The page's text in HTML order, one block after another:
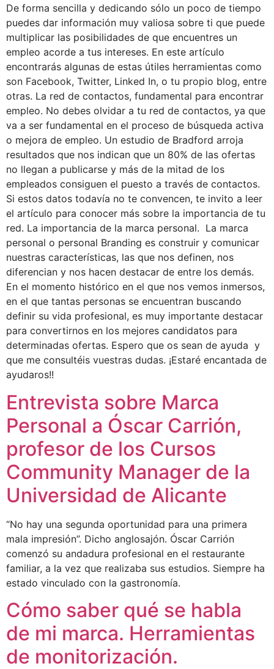
De forma sencilla y dedicando sólo un poco de tiempo
puedes dar información muy valiosa sobre ti que puede
multiplicar las posibilidades de que encuentres un
empleo acorde a tus intereses. En este artículo
encontrarás algunas de estas útiles herramientas como
son Facebook, Twitter, Linked In, o tu propio blog, entre
otras. La red de contactos, fundamental para encontrar
empleo. No debes olvidar a tu red de contactos, ya que
va a ser fundamental en el proceso de búsqueda activa
o mejora de empleo. Un estudio de Bradford arroja
resultados que nos indican que un 80% de las ofertas
no llegan a publicarse y más de la mitad de los
empleados consiguen el puesto a través de contactos.
Si estos datos todavía no te convencen, te invito a leer
el artículo para conocer más sobre la importancia de tu
red. La importancia de la marca personal. La marca
personal o personal Branding es construir y comunicar
nuestras características, las que nos definen, nos
diferencian y nos hacen destacar de entre los demás.
En el momento histórico en el que nos vemos inmersos,
en el que tantas personas se encuentran buscando
definir su vida profesional, es muy importante destacar
para convertirnos en los mejores candidatos para
determinadas ofertas. Espero que os sean de ayuda y
que me consultéis vuestras dudas. ¡Estaré encantada de
ayudaros!!
Entrevista sobre Marca
Personal a Óscar Carrión,
profesor de los Cursos
Community Manager de la
Universidad de Alicante
“No hay una segunda oportunidad para una primera
mala impresión”. Dicho anglosajón. Óscar Carrión
comenzó su andadura profesional en el restaurante
familiar, a la vez que realizaba sus estudios. Siempre ha
estado vinculado con la gastronomía.
Cómo saber qué se habla
de mi marca. Herramientas
de monitorización.